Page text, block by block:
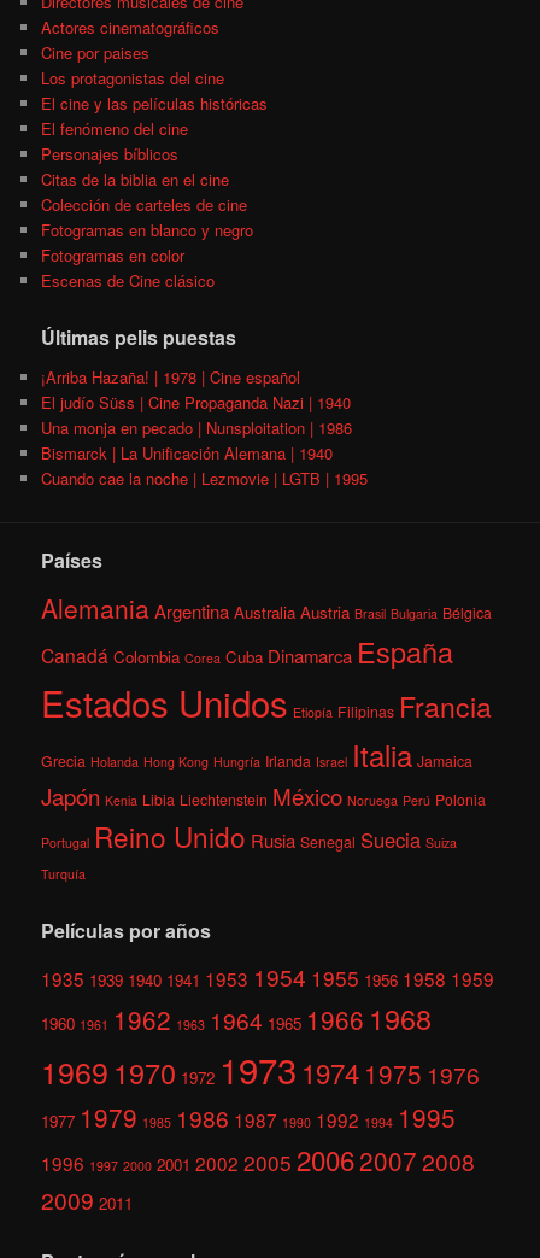
Actores cinematográficos
Cine por paises
Los protagonistas del cine
El cine y las películas históricas
El fenómeno del cine
Personajes bíblicos
Citas de la biblia en el cine
Colección de carteles de cine
Fotogramas en blanco y negro
Fotogramas en color
Escenas de Cine clásico
Últimas pelis puestas
¡Arriba Hazaña! | 1978 | Cine español
El judío Süss | Cine Propaganda Nazi | 1940
Una monja en pecado | Nunsploitation | 1986
Bismarck | La Unificación Alemana | 1940
Cuando cae la noche | Lezmovie | LGTB | 1995
Países
AlemaniaArgentina Australia Austria Brasil Bulgaria Bélgica
Canadá Colombia Corea Cuba Dinamarca España
Estados Unidos Etiopía Filipinas Francia
Grecia Holanda Hong Kong Hungría Irlanda Israel Italia Jamaica
Japón Kenia Libia Liechtenstein México Noruega Perú Polonia
Portugal Reino Unido Rusia Senegal Suecia Suiza
Turquía
Películas por años
1935 1939 1940 1941 1953 1954 1955 1956 1958 1959
1960 1961 1962 1963 1964 1965 1966 1968
1969 1970 1972 1973 1974 1975 1976
1977 1979 1985 1986 1987 1990 1992 1994 1995
1996 1997 2000 2001 2002 2005 200620072008
2009 2011